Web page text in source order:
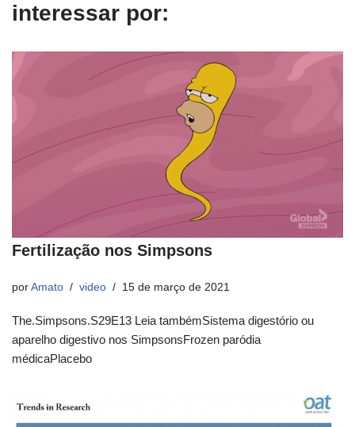
interessar por:
Fertilização nos Simpsons
por Amato video 15 de março de 2021
The.Simpsons.S29E13 Leia tambémSistema digestório ou
aparelho digestivo nos SimpsonsFrozen paródia
médicaPlacebo